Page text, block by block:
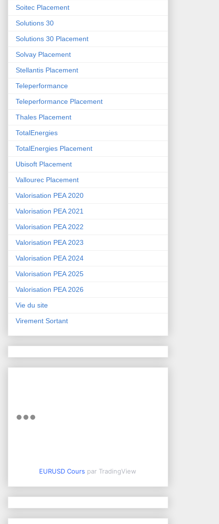
Soitec Placement
Solutions 30
Solutions 30 Placement
Solvay Placement
Stellantis Placement
Teleperformance
Teleperformance Placement
Thales Placement
TotalEnergies
TotalEnergies Placement
Ubisoft Placement
Vallourec Placement
Valorisation PEA 2020
Valorisation PEA 2021
Valorisation PEA 2022
Valorisation PEA 2023
Valorisation PEA 2024
Valorisation PEA 2025
Valorisation PEA 2026
Vie du site
Virement Sortant
EURUSD Cours par TradingView